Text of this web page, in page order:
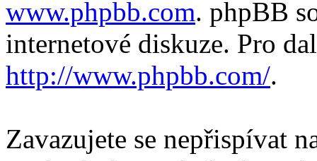
www.phpbb.com. phpBB
internetové diskuze. Pro
http://www.phpbb.com/.
Zavazujete se nepřispívat